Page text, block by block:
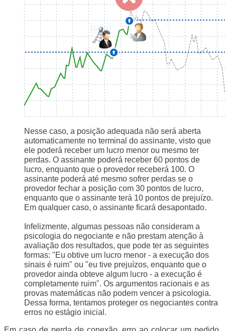
Nesse caso, a posição adequada não será aberta
automaticamente no terminal do assinante, visto que
ele poderá receber um lucro menor ou mesmo ter
perdas. O assinante poderá receber 60 pontos de
lucro, enquanto que o provedor receberá 100. O
assinante poderá até mesmo sofrer perdas se o
provedor fechar a posição com 30 pontos de lucro,
enquanto que o assinante terá 10 pontos de prejuízo.
Em qualquer caso, o assinante ficará desapontado.
Infelizmente, algumas pessoas não consideram a
psicologia do negociante e não prestam atenção à
avaliação dos resultados, que pode ter as seguintes
formas: "Eu obtive um lucro menor - a execução dos
sinais é ruim" ou "eu tive prejuízos, enquanto que o
provedor ainda obteve algum lucro - a execução é
completamente ruim". Os argumentos racionais e as
provas matemáticas não podem vencer a psicologia.
Dessa forma, tentamos proteger os negociantes contra
erros no estágio inicial.